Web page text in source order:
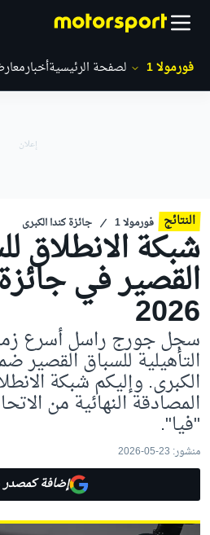
فورمولا 1 الصفحة الرئيسيةأخبار
النتائج فورمولا 1 جائزة كندا الكبرى
شبكة الانطلاق
القصير في
2026
سجل جورج راسل أسرع
التأهيلية للسباق القصير
الكبرى. وإليكم شبكة
المصادقة النهائية من
"فيا".
منشور: 23-05-2026
إضافة